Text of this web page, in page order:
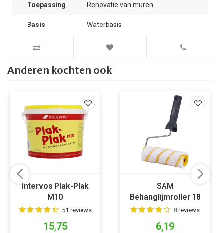
Toepassing Renovatie van muren
Basis Waterbasis
Anderen kochten ook
Intervos Plak-Plak
M10
51 reviews
15,75
SAM
Behanglijmroller 18
cm 8 reviews
6,19